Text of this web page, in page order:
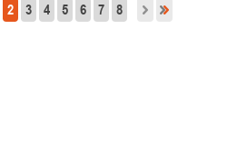
2 3 4 5 6 7 8